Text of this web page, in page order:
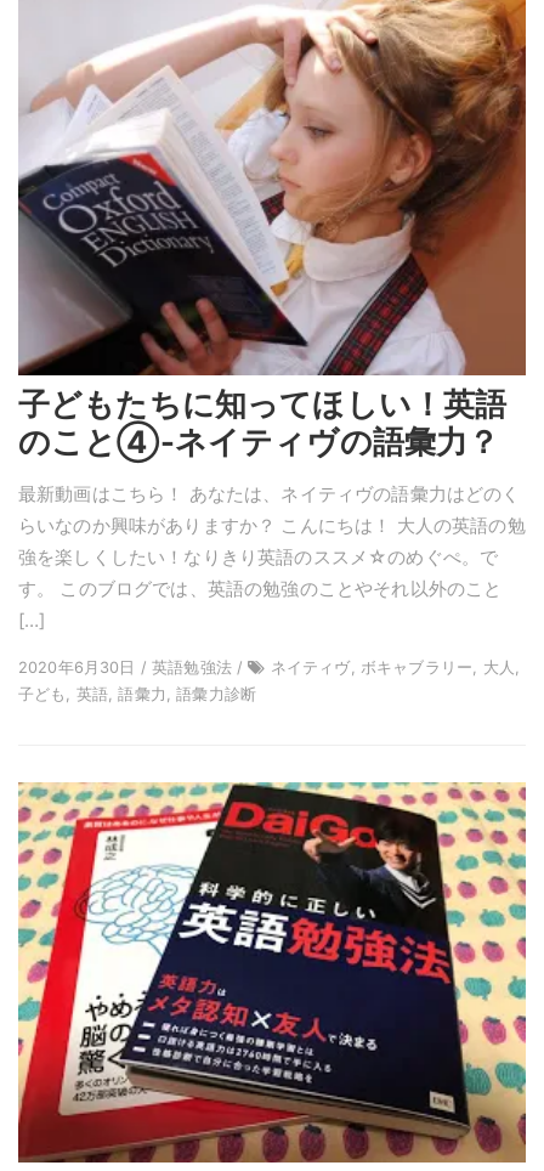
子どもたちに知ってほしい！英語
のこと④-ネイティヴの語彙力？
最新動画はこちら！ あなたは、ネイティヴの語彙力はどのく
らいなのか興味がありますか？ こんにちは！ 大人の英語の勉
強を楽しくしたい！なりきり英語のススメ☆のめぐぺ。で
す。 このブログでは、英語の勉強のことやそれ以外のこと
[…]
2020年6月30日 / 英語勉強法 /
ネイティヴ, ボキャブラリー, 大人,
子ども, 英語, 語彙力, 語彙力診断